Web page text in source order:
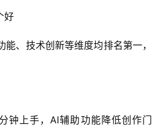
好
、技术创新等维度均排名第一，
钟上手，AI辅助功能降低创作门